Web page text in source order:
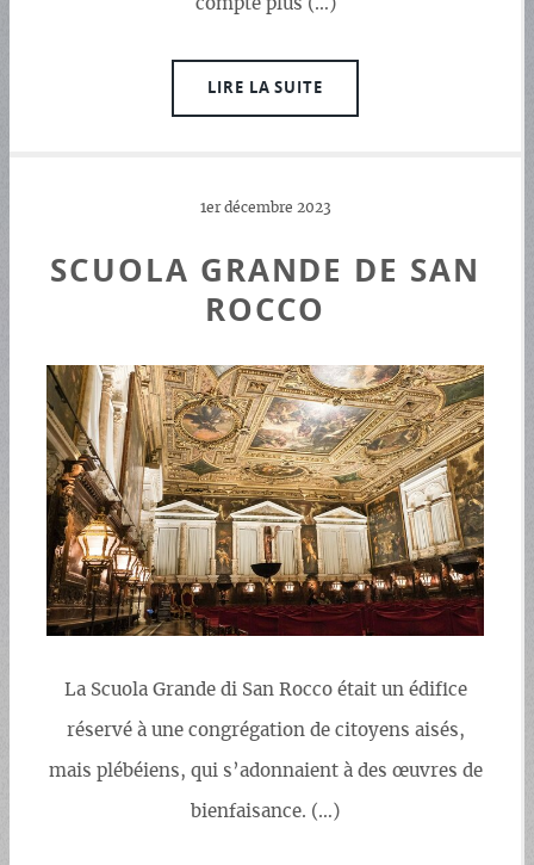
compte plus (…)
LIRE LA SUITE
1er décembre 2023
SCUOLA GRANDE DE SAN
ROCCO
La Scuola Grande di San Rocco était un édifice
réservé à une congrégation de citoyens aisés,
mais plébéiens, qui s’adonnaient à des œuvres de
bienfaisance. (…)